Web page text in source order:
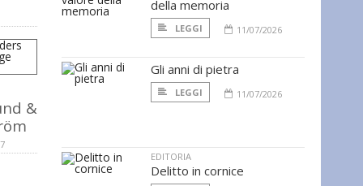
&
della memoria
LEGGI 11/07/2026
Gli anni di pietra
LEGGI 11/07/2026
EDITORIA
Delitto in cornice